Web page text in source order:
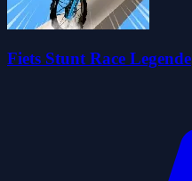
Fiets Stunt Race Legende